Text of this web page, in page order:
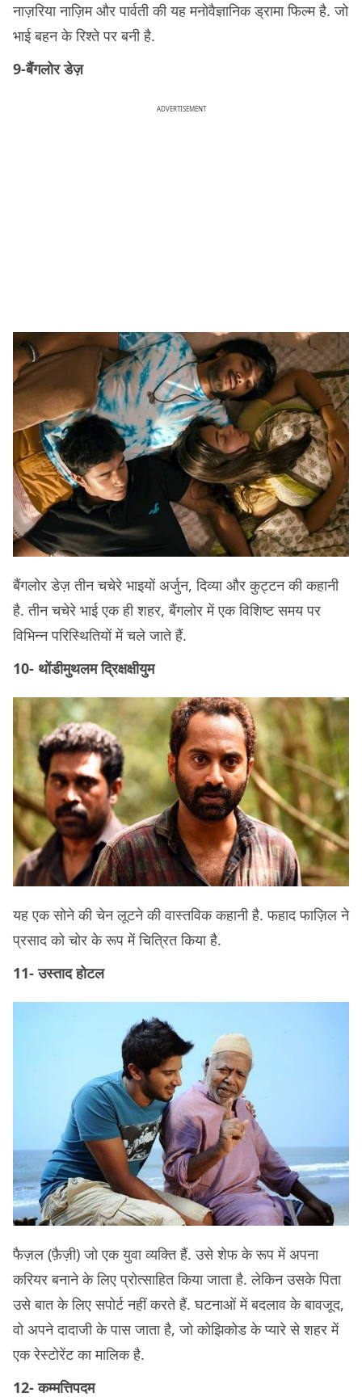
नाज़रिया नाज़िम और पार्वती की यह मनोवैज्ञानिक ड्रामा फिल्म है. जो
भाई बहन के रिश्ते पर बनी है.
9-बैंगलोर डेज़
ADVERTISEMENT
बैंगलोर डेज़ तीन चचेरे भाइयों अर्जुन, दिव्या और कुट्टन की कहानी
है. तीन चचेरे भाई एक ही शहर, बैंगलोर में एक विशिष्ट समय पर
विभिन्न परिस्थितियों में चले जाते हैं.
10- थोंडीमुथलम द्रिक्षक्षीयुम
यह एक सोने की चेन लूटने की वास्तविक कहानी है. फहाद फाज़िल ने
प्रसाद को चोर के रूप में चित्रित किया है.
11- उस्ताद होटल
फैज़ल (फ़ैज़ी) जो एक युवा व्यक्ति हैं. उसे शेफ के रूप में अपना
करियर बनाने के लिए प्रोत्साहित किया जाता है. लेकिन उसके पिता
उसे बात के लिए सपोर्ट नहीं करते हैं. घटनाओं में बदलाव के बावजूद,
वो अपने दादाजी के पास जाता है, जो कोझिकोड के प्यारे से शहर में
एक रेस्टोरेंट का मालिक है.
12- कम्मत्तिपदम